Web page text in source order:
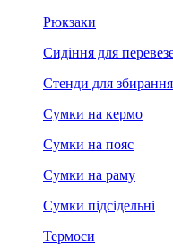
Рюкзаки
Сидіння для
Стенди для збирання
Сумки на кермо
Сумки на пояс
Сумки на раму
Сумки підсідельні
Термоси